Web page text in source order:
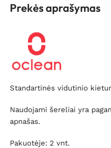
Prekės aprašymas
Standartinės vidutinio
Naudojami šereliai yra
apnašas.
Pakuotėje: 2 vnt.